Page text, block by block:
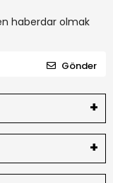
haberdar olmak
Gönder